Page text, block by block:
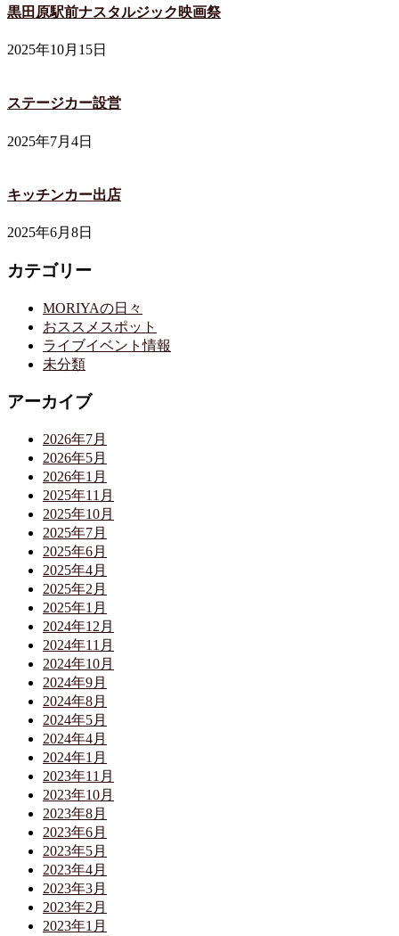
黒田原駅前ナスタルジック映画祭
2025年10月15日
ステージカー設営
2025年7月4日
キッチンカー出店
2025年6月8日
カテゴリー
MORIYAの日々
おススメスポット
ライブイベント情報
未分類
アーカイブ
2026年7月
2026年5月
2026年1月
2025年11月
2025年10月
2025年7月
2025年6月
2025年4月
2025年2月
2025年1月
2024年12月
2024年11月
2024年10月
2024年9月
2024年8月
2024年5月
2024年4月
2024年1月
2023年11月
2023年10月
2023年8月
2023年6月
2023年5月
2023年4月
2023年3月
2023年2月
2023年1月